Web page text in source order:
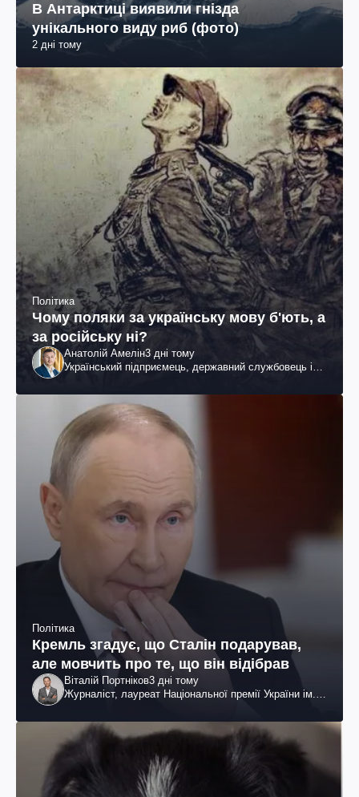
В Антарктиці виявили гнізда
унікального виду риб (фото)
2 дні тому
Політика
Чому поляки за українську мову б'ють, а
за російську ні?
Анатолій Амелін3 дні тому
Український підприємець, державний службовець і
Політика
Кремль згадує, що Сталін подарував,
але мовчить про те, що він відібрав
Віталій Портніков3 дні тому
Журналіст, лауреат Національної премії України ім.